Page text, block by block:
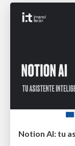
Notion AI: tu